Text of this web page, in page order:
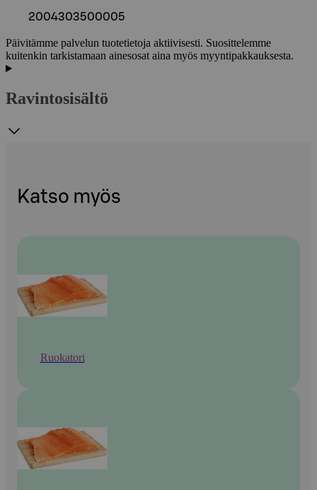
2004303500005
Päivitämme palvelun tuotetietoja aktiivisesti. Suosittelemme
kuitenkin tarkistamaan ainesosat aina myös myyntipakkauksesta.
Ravintosisältö
Katso myös
Ruokatori